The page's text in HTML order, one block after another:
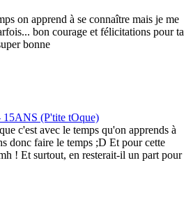
on apprend à se connaître mais je me
bon courage et félicitations pour ta
bonne
15ANS (P'tite tOque)
c'est avec le temps qu'on apprends à
donc faire le temps ;D Et pour cette
! Et surtout, en resterait-il un part pour